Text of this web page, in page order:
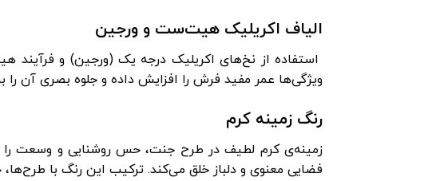
الیاف اکریلیک هیت‌ست و ورجین
استفاده از نخ‌های اکریلیک درجه یک (ورجین) و
ویژگی‌ها عمر مفید فرش را افزایش داده و جلوه بصری آن را
رنگ زمینه کرم
زمینه‌ی کرم لطیف در طرح جنت، حس روشنایی و وسعت را
فضایی معنوی و دلباز خلق می‌کند. ترکیب این رنگ با